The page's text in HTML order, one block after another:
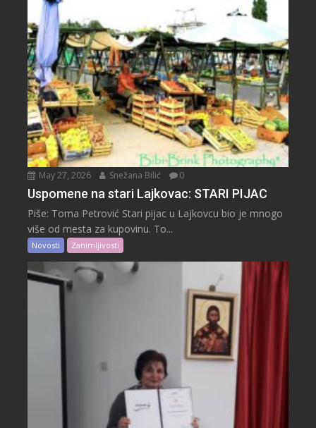
May 27, 2026 Snežana Bilić 0
Uspomene na stari Lajkovac: STARI PIJAC
Piše: Toma Petrović Stari pijac u Lajkovcu bio je mnogo
više od mesta za kupovinu. To...
Novosti Zanimljivosti